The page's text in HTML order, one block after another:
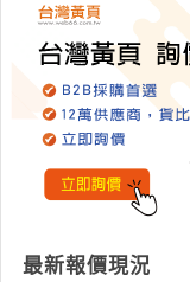
最新報價現況